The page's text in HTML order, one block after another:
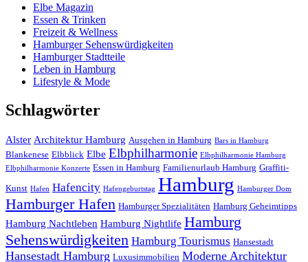
Elbe Magazin
Essen & Trinken
Freizeit & Wellness
Hamburger Sehenswürdigkeiten
Hamburger Stadtteile
Leben in Hamburg
Lifestyle & Mode
Schlagwörter
Alster Architektur Hamburg Ausgehen in Hamburg Bars in Hamburg
Blankenese Elbblick Elbe Elbphilharmonie Elbphilharmonie Hamburg
Elbphilharmonie Konzerte Essen in Hamburg Familienurlaub Hamburg Graffiti-
Kunst Hafen Hafencity Hafengeburtstag Hamburg Hamburger Dom
Hamburger Hafen Hamburger Spezialitäten Hamburg Geheimtipps
Hamburg Nachtleben Hamburg Nightlife Hamburg
Sehenswürdigkeiten Hamburg Tourismus Hansestadt
Hansestadt Hamburg Luxusimmobilien Moderne Architektur